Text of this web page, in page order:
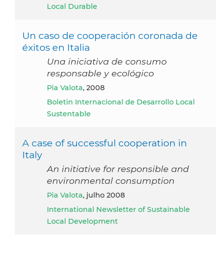
Local Durable
Un caso de cooperación coronada de
éxitos en Italia
Una iniciativa de consumo
responsable y ecológico
Pia Valota, 2008
Boletin Internacional de Desarrollo Local
Sustentable
A case of successful cooperation in
Italy
An initiative for responsible and
environmental consumption
Pia Valota, julho 2008
International Newsletter of Sustainable
Local Development